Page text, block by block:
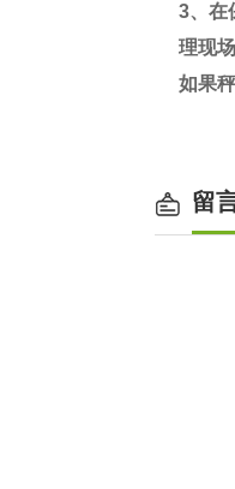
3、在
理现
如果
留